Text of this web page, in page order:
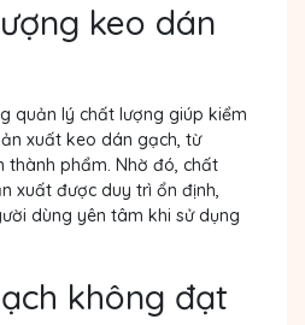
keo dán
quản lý chất lượng giúp kiểm
xuất keo dán gạch, từ
thành phẩm. Nhờ đó, chất
xuất được duy trì ổn định,
dùng yên tâm khi sử dụng
không đạt